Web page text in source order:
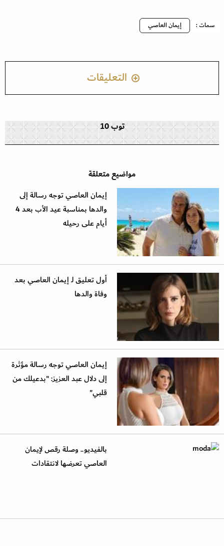
سمات : إيمان العاصي
التعليقات
توب 10
مواضيع متعلقة
إيمان العاصي توجه رسالة إلى
والدها بمناسبة عيد الأب بعد 4
أيام على رحيله
أول تعليق لـ إيمان العاصي بعد
وفاة والدها
إيمان العاصي توجه رسالة مؤثرة
إلى دلال عبد العزيز: "بدعيلك من
قلبي"
بالفيديو.. وصلة رقص لإيمان
العاصي تعرضها لانتقادات